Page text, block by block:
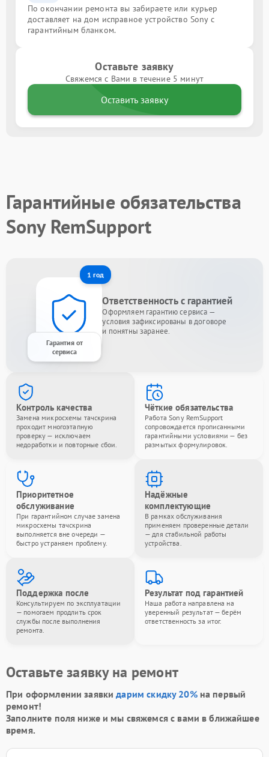
По окончании ремонта вы забираете или курьер
доставляет на дом исправное устройство Sony с
гарантийным бланком.
Оставьте заявку
Свяжемся с Вами в течение 5 минут
Оставить заявку
Гарантийные обязательства
Sony RemSupport
1 год
Гарантия от
сервиса
Ответственность с гарантией
Оформляем гарантию сервиса —
условия зафиксированы в договоре
и понятны заранее.
Контроль качества
Замена микросхемы тачскрина
проходит многоэтапную
проверку — исключаем
недоработки и повторные сбои.
Чёткие обязательства
Работа Sony RemSupport
сопровождается прописанными
гарантийными условиями — без
размытых формулировок.
Приоритетное
обслуживание
При гарантийном случае замена
микросхемы тачскрина
выполняется вне очереди —
быстро устраняем проблему.
Надёжные
комплектующие
В рамках обслуживания
применяем проверенные детали
— для стабильной работы
устройства.
Поддержка после
Консультируем по эксплуатации
— помогаем продлить срок
службы после выполнения
ремонта.
Результат под гарантией
Наша работа направлена на
уверенный результат — берём
ответственность за итог.
Оставьте заявку на ремонт
При оформлении заявкидарим скидку 20%на первый
ремонт!
Заполните поля ниже и мы свяжемся с вами в ближайшее
время.